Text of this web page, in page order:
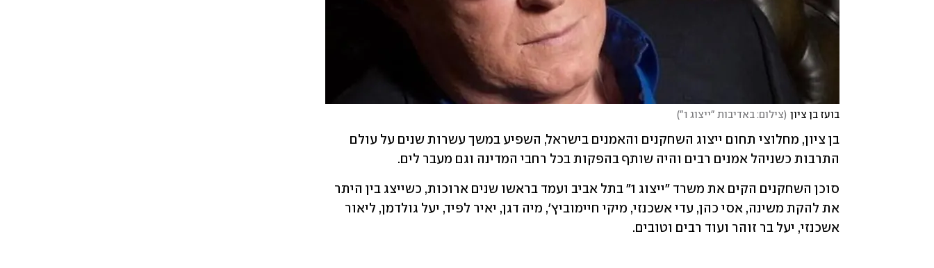
בועז בן ציון (צילום: באדיבות "ייצוג 1" )
התרבות כשניהל אמנים רבים והיה שותף בהפקות בכל רחבי המדינה וגם מעבר לים.
אשכנזי, יעל בר זוהר ועוד רבים וטובים.